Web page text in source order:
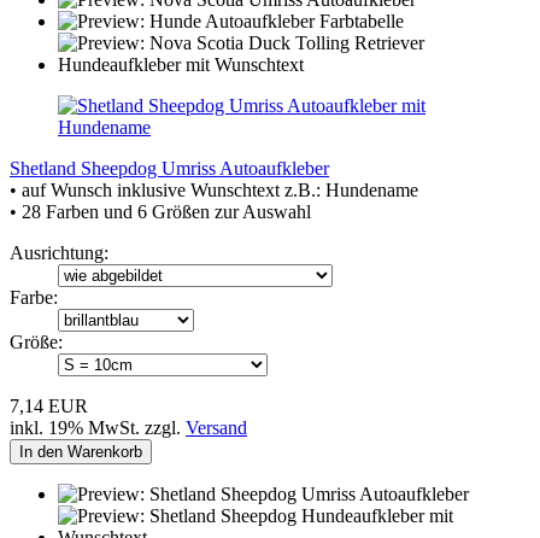
Shetland Sheepdog Umriss Autoaufkleber
• auf Wunsch inklusive Wunschtext z.B.: Hundename
• 28 Farben und 6 Größen zur Auswahl
Ausrichtung:
Farbe:
Größe:
7,14 EUR
inkl. 19% MwSt. zzgl. Versand
In den Warenkorb